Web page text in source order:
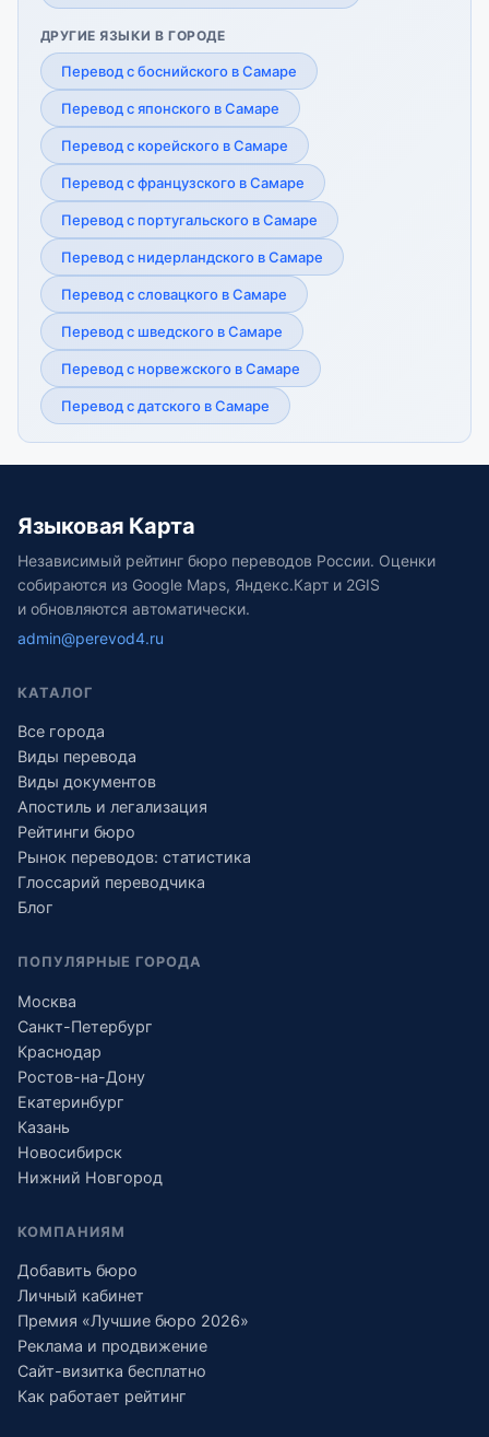
ДРУГИЕ ЯЗЫКИ В ГОРОДЕ
Перевод с боснийского в Самаре
Перевод с японского в Самаре
Перевод с корейского в Самаре
Перевод с французского в Самаре
Перевод с португальского в Самаре
Перевод с нидерландского в Самаре
Перевод с словацкого в Самаре
Перевод с шведского в Самаре
Перевод с норвежского в Самаре
Перевод с датского в Самаре
Языковая Карта
Независимый рейтинг бюро переводов России. Оценки
собираются из Google Maps, Яндекс.Карт и 2GIS
и обновляются автоматически.
admin@perevod4.ru
КАТАЛОГ
Все города
Виды перевода
Виды документов
Апостиль и легализация
Рейтинги бюро
Рынок переводов: статистика
Глоссарий переводчика
Блог
ПОПУЛЯРНЫЕ ГОРОДА
Москва
Санкт-Петербург
Краснодар
Ростов-на-Дону
Екатеринбург
Казань
Новосибирск
Нижний Новгород
КОМПАНИЯМ
Добавить бюро
Личный кабинет
Премия «Лучшие бюро 2026»
Реклама и продвижение
Сайт-визитка бесплатно
Как работает рейтинг